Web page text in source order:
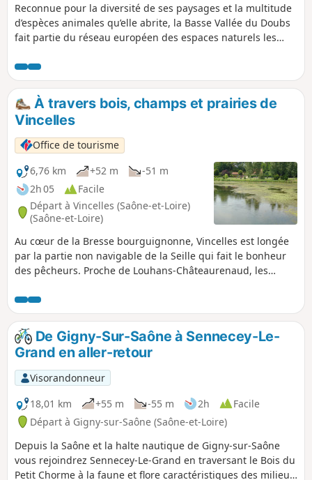
Reconnue pour la diversité de ses paysages et la multitude
d’espèces animales qu’elle abrite, la Basse Vallée du Doubs
fait partie du réseau européen des espaces naturels les
espèces d’oiseaux ont été répertoriées sur l’ensemble de
cette zone protégée, dont le guêpier d’Europe, la
gorgebleue à miroir, la sterne pierregarin, le tarier des prés
et le martin pêcheur.
À travers bois, champs et prairies de
Vincelles
Office de tourisme
6,76 km
+52 m
-51 m
2h 05
Facile
Départ à Vincelles (Saône-et-Loire)
(Saône-et-Loire)
Au cœur de la Bresse bourguignonne, Vincelles est longée
par la partie non navigable de la Seille qui fait le bonheur
des pêcheurs. Proche de Louhans-Châteaurenaud, les
découvrir la nature à travers bois, champs et prairies.
De Gigny-Sur-Saône à Sennecey-Le-
Grand en aller-retour
Visorandonneur
18,01 km
+55 m -55 m 2h
Facile
Départ à Gigny-sur-Saône (Saône-et-Loire)
Depuis la Saône et la halte nautique de Gigny-sur-Saône
vous rejoindrez Sennecey-Le-Grand en traversant le Bois du
Petit Chorme à la faune et flore caractéristiques des milieux